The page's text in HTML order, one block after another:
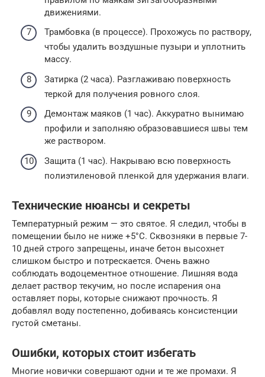
движениями.
Трамбовка (в процессе). Прохожусь по раствору,
чтобы удалить воздушные пузыри и уплотнить
массу.
Затирка (2 часа). Разглаживаю поверхность
теркой для получения ровного слоя.
Демонтаж маяков (1 час). Аккуратно вынимаю
профили и заполняю образовавшиеся швы тем
же раствором.
Защита (1 час). Накрываю всю поверхность
полиэтиленовой пленкой для удержания влаги.
Технические нюансы и секреты
Температурный режим — это святое. Я следил, чтобы в
помещении было не ниже +5°C. Сквозняки в первые 7-
10 дней строго запрещены, иначе бетон высохнет
слишком быстро и потрескается. Очень важно
соблюдать водоцементное отношение. Лишняя вода
делает раствор текучим, но после испарения она
оставляет поры, которые снижают прочность. Я
добавлял воду постепенно, добиваясь консистенции
густой сметаны.
Ошибки, которых стоит избегать
Многие новички совершают одни и те же промахи. Я